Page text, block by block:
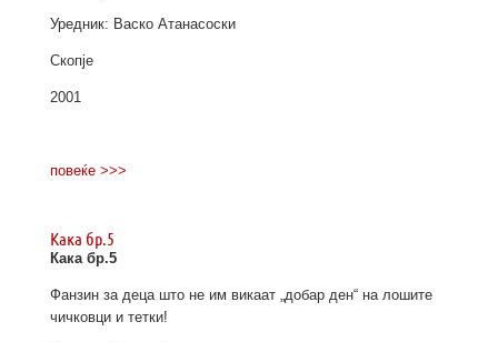
Уредник: Васко Атанасоски
Скопје
2001
повеќе >>>
Кака бр.5
Кака бр.5
Фанзин за деца што не им викаат „добар ден“ на лошите
чичковци и тетки!